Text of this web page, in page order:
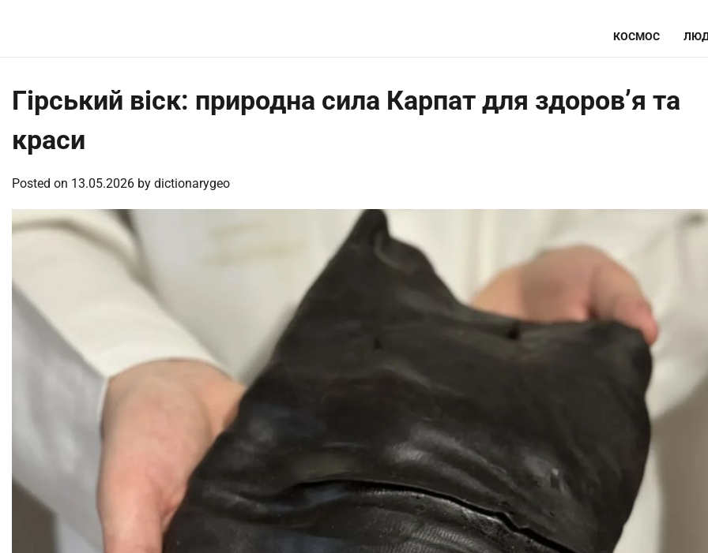
КОСМОС
Гірський віск: природна сила Карпат для здоров’я та
краси
Posted on 13.05.2026 by dictionarygeo